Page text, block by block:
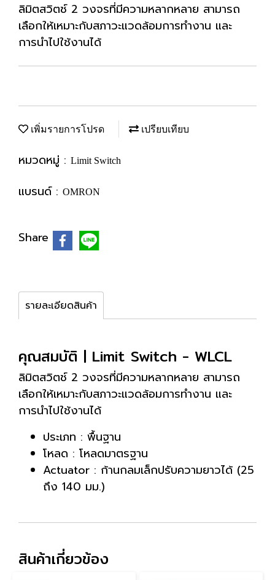
ลิมิตสวิตช์ 2 วงจรที่มีความหลากหลาย สามารถ
เลือกให้เหมาะกับสภาวะแวดล้อมการทำงาน และ
การนำไปใช้งานได้
เพิ่มรายการโปรด เปรียบเทียบ
หมวดหมู่ : Limit Switch
แบรนด์ : OMRON
Share
รายละเอียดสินค้า
คุณสมบัติ | Limit Switch - WLCL
ลิมิตสวิตช์ 2 วงจรที่มีความหลากหลาย สามารถ
เลือกให้เหมาะกับสภาวะแวดล้อมการทำงาน และ
การนำไปใช้งานได้
ประเภท : พื้นฐาน
โหลด : โหลดมาตรฐาน
Actuator : ก้านกลมเล็กปรับความยาวได้ (25
ถึง 140 มม.)
สินค้าเกี่ยวข้อง